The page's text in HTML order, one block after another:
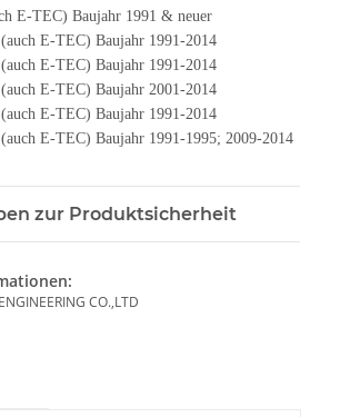
E-TEC) Baujahr 1991 & neuer
E-TEC) Baujahr 1991-2014
E-TEC) Baujahr 1991-2014
E-TEC) Baujahr 2001-2014
E-TEC) Baujahr 1991-2014
E-TEC) Baujahr 1991-1995; 2009-2014
zur Produktsicherheit
CO.,LTD